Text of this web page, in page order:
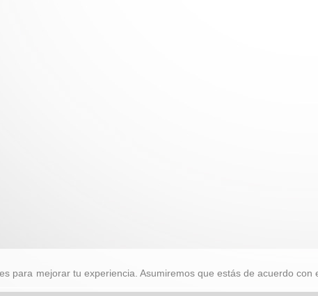
para mejorar tu experiencia. Asumiremos que estás de acuerdo